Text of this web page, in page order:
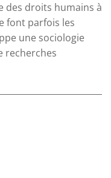
des droits humains à
font parfois les
une sociologie
recherches